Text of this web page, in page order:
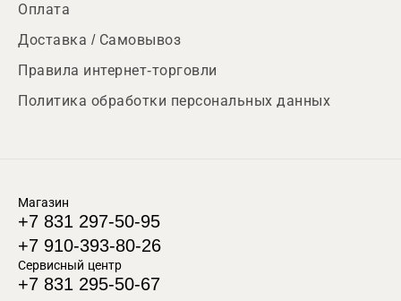
Оплата
Доставка / Самовывоз
Правила интернет-торговли
Политика обработки персональных данных
Магазин
+7 831 297-50-95
+7 910-393-80-26
Сервисный центр
+7 831 295-50-67